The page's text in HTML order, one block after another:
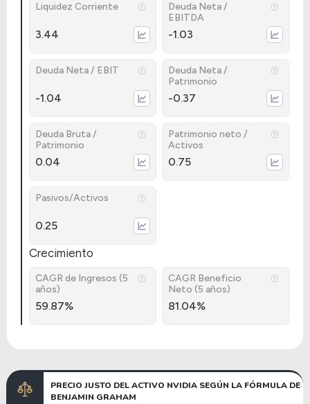
Liquidez Corriente
3.44
Deuda Neta /
EBITDA
-1.03
Deuda Neta / EBIT
-1.04
Deuda Neta /
Patrimonio
-0.37
Deuda Bruta /
Patrimonio
0.04
Patrimonio neto /
Activos
0.75
Pasivos/Activos
0.25
Crecimiento
CAGR de Ingresos (5
años)
59.87%
CAGR Beneficio
Neto (5 años)
81.04%
PRECIO JUSTO DEL ACTIVO NVIDIA SEGÚN LA FÓRMULA DE
BENJAMIN GRAHAM